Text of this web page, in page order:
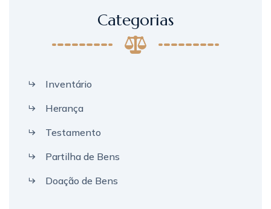
Categorias
Inventário
Herança
Testamento
Partilha de Bens
Doação de Bens